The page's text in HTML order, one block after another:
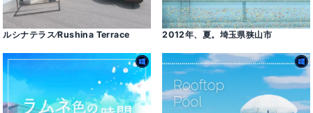
ルシナテラス⁄Rushina Terrace 2012年、夏。埼玉県狭山市